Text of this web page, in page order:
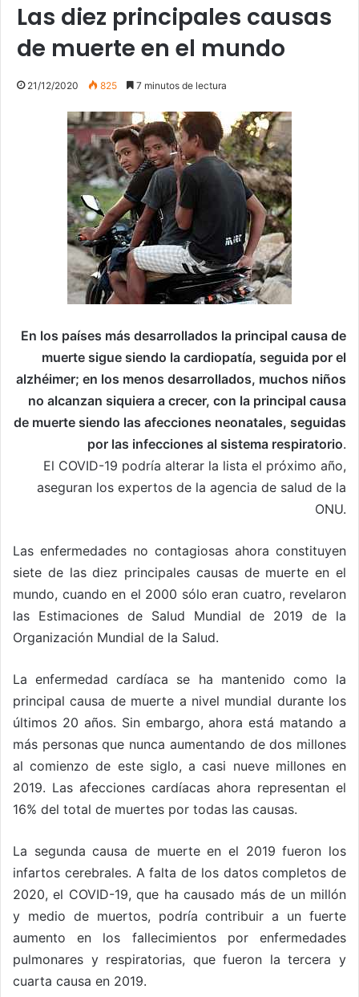
Las diez principales causas
de muerte en el mundo
21/12/2020 825 7 minutos de lectura
En los países más desarrollados la principal causa de
muerte sigue siendo la cardiopatía, seguida por el
alzhéimer; en los menos desarrollados, muchos niños
no alcanzan siquiera a crecer, con la principal causa
de muerte siendo las afecciones neonatales, seguidas
por las infecciones al sistema respiratorio.
El COVID-19 podría alterar la lista el próximo año,
aseguran los expertos de la agencia de salud de la
ONU.
Las enfermedades no contagiosas ahora constituyen
siete de las diez principales causas de muerte en el
mundo, cuando en el 2000 sólo eran cuatro, revelaron
las Estimaciones de Salud Mundial de 2019 de la
Organización Mundial de la Salud.
La enfermedad cardíaca se ha mantenido como la
principal causa de muerte a nivel mundial durante los
últimos 20 años. Sin embargo, ahora está matando a
más personas que nunca aumentando de dos millones
al comienzo de este siglo, a casi nueve millones en
2019. Las afecciones cardíacas ahora representan el
16% del total de muertes por todas las causas.
La segunda causa de muerte en el 2019 fueron los
infartos cerebrales. A falta de los datos completos de
2020, el COVID-19, que ha causado más de un millón
y medio de muertos, podría contribuir a un fuerte
aumento en los fallecimientos por enfermedades
pulmonares y respiratorias, que fueron la tercera y
cuarta causa en 2019.